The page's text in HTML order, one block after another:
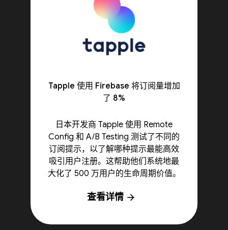
Tapple 使用 Firebase 将订阅量增加
了 8%
日本开发商 Tapple 使用 Remote
Config 和 A/B Testing 测试了不同的
订阅提示，以了解哪种提示最能高效
吸引用户注册。这帮助他们系统地最
大化了 500 万用户的生命周期价值。
查看详情 arrow_forward